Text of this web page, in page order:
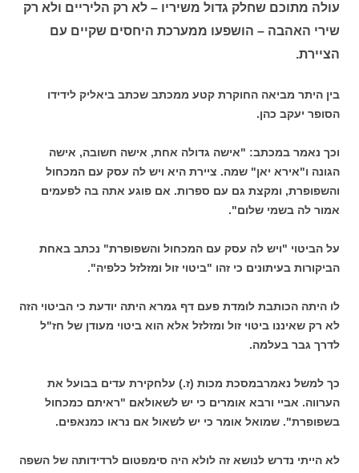
עולה מתוכם שחלק גדול משיריו – לא רק הליריים ולא רק
שירי האהבה – הושפעו ממערכת היחסים שקיים עם
הציירת.
בין היתר מביאה החוקרת קטע ממכתב שכתב ביאליק לידידו
הסופר יעקב כהן.
וכך נאמר במכתב: "אישה גדולה אחת, אישה חשובה, אישה
הגונה ו"אירא יאן" שמה. ציירת היא ויש לה עסק עם המכחול
והשפופרת, ומקצת גם עם ספרות. אם פוגע אתה בה לפעמים
אמור לה בשמי שלום".
על הביטוי "ויש לה עסק עם המכחול והשפופרת" נכתב באחת
הביקורות בעיתונים כי זהו "ביטוי זול ומזלזל כלפיה".
לו היתה הכותבת לומדת פעם דף גמרא היתה יודעת כי הביטוי הזה
לא רק שאיננו ביטוי זול ומזלזל אלא הוא ביטוי מעודן של חז"ל
לדרך גבר בעלמה.
כך למשל נאמרבמסכת מכות (ז.) עלחקירת עדים בבועל את
הערווה. אביי ורבא אומרים כי יש לשאולאם "ראיתם כמכחול
בשפופרת". שמואל אומר כי יש לשאול אם נראו כמנאפים.
לא הייתי נדרש לנושא זה לולא היה סימפטום לרדידותה של השפה